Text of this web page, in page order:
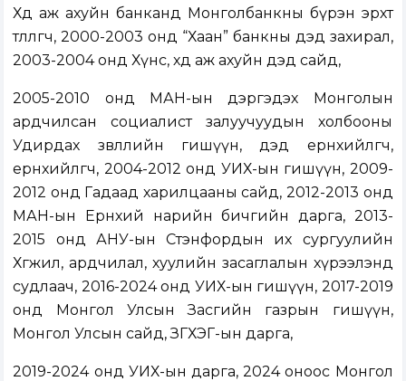
Хөдөө аж ахуйн банканд Монголбанкны бүрэн эрхт
төлөөлөгч, 2000-2003 онд “Хаан” банкны дэд захирал,
2003-2004 онд Хүнс, хөдөө аж ахуйн дэд сайд,
2005-2010 онд МАН-ын дэргэдэх Монголын
ардчилсан социалист залуучуудын холбооны
Удирдах зөвлөлийн гишүүн, дэд ерөнхийлөгч,
ерөнхийлөгч, 2004-2012 онд УИХ-ын гишүүн, 2009-
2012 онд Гадаад харилцааны сайд, 2012-2013 онд
МАН-ын Ерөнхий нарийн бичгийн дарга, 2013-
2015 онд АНУ-ын Стэнфордын их сургуулийн
Хөгжил, ардчилал, хуулийн засаглалын хүрээлэнд
судлаач, 2016-2024 онд УИХ-ын гишүүн, 2017-2019
онд Монгол Улсын Засгийн газрын гишүүн,
Монгол Улсын сайд, ЗГХЭГ-ын дарга,
2019-2024 онд УИХ-ын дарга, 2024 оноос Монгол